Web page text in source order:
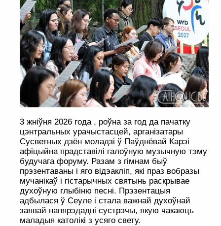
3 жніўня 2026 года , роўна за год да пачатку
цэнтральных урачыстасцей, арганізатары
Сусветных дзён моладзі ў Паўднёвай Карэі
афіцыйна прадставілі галоўную музычную тэму
будучага форуму. Разам з гімнам быў
прэзентаваны і яго відэакліп, які праз вобразы
мучанікаў і гістарычных святынь раскрывае
духоўную глыбіню песні. Прэзентацыя
адбылася ў Сеуле і стала важнай духоўнай
заявай напярэдадні сустрэчы, якую чакаюць
маладыя католікі з усяго свету.